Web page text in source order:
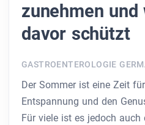
zunehmen
davor schützt
GASTROENTEROLOGIE
Der Sommer ist eine Zeit
Entspannung und den
Für viele ist es jedoch auch